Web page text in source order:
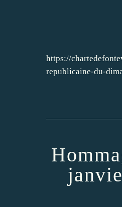
https://
republicaine-du-